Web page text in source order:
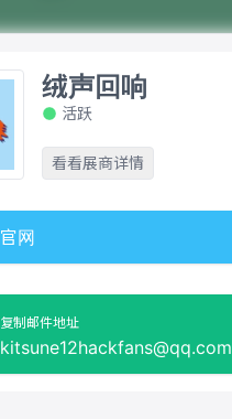
绒声回响
活跃
看看展商详情
官网
复制邮件地址
kitsune12hackfans@qq.com